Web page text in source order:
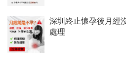
深圳終止懷孕後月經
處理